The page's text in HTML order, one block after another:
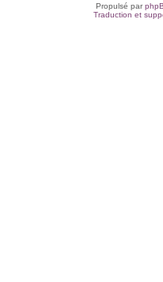
Propulsé par
Traduction et